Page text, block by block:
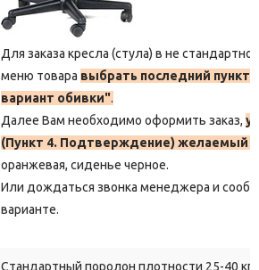
Для заказа кресла (стула) в не
меню товара выбрать последний пункт
вариант обивки".
Далее Вам необходимо оформить заказ,
(Пункт 4. Подтверждение) желаемый
оранжевая, сиденье черное.
Или дождаться звонка менеджера и
варианте.
Стандартный поролон плотности 25-40